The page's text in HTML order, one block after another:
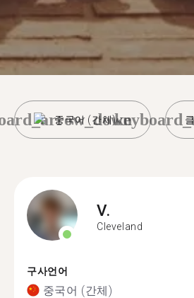
중국어 (간체)
V.
Cleveland
구사언어
중국어 (간체)